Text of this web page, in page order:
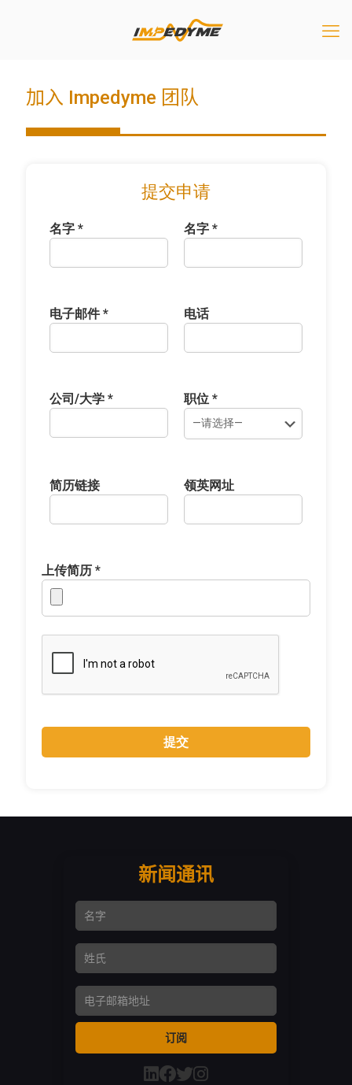
加入 Impedyme 团队
提交申请
名字 * 名字 *
电子邮件 * 电话
公司/大学 * 职位 *
简历链接 领英网址
上传简历 *
新闻通讯
名字
姓氏
Email Address
订阅